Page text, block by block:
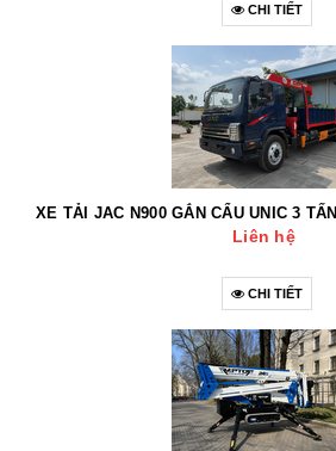
CHI TIẾT
XE TẢI JAC N900 GẮN CẨU UNIC 3 TẤN
Liên hệ
CHI TIẾT